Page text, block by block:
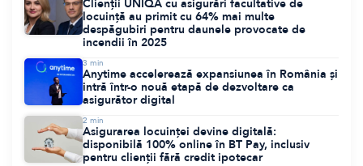
Clienții UNIQA cu asigurări facultative de
locuință au primit cu 64% mai multe
despăgubiri pentru daunele provocate de
incendii în 2025
3 min
Anytime accelerează expansiunea în România și
intră într-o nouă etapă de dezvoltare ca
asigurător digital
2 min
Asigurarea locuinței devine digitală:
disponibilă 100% online în BT Pay, inclusiv
pentru clienții fără credit ipotecar